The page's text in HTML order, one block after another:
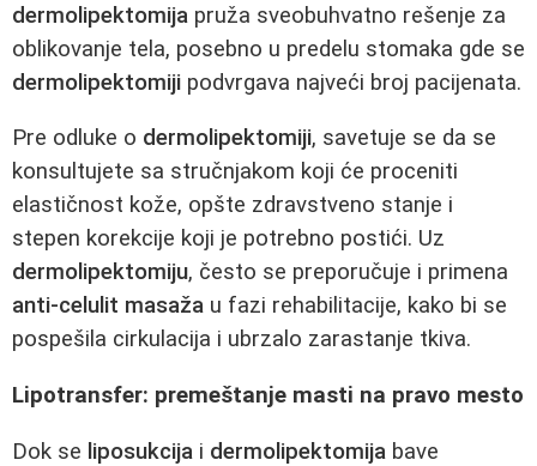
dermolipektomija pruža sveobuhvatno rešenje za
oblikovanje tela, posebno u predelu stomaka gde se
dermolipektomiji podvrgava najveći broj pacijenata.
Pre odluke o dermolipektomiji, savetuje se da se
konsultujete sa stručnjakom koji će proceniti
elastičnost kože, opšte zdravstveno stanje i
stepen korekcije koji je potrebno postići. Uz
dermolipektomiju, često se preporučuje i primena
anti-celulit masaža u fazi rehabilitacije, kako bi se
pospešila cirkulacija i ubrzalo zarastanje tkiva.
Lipotransfer: premeštanje masti na pravo mesto
Dok se liposukcija i dermolipektomija bave